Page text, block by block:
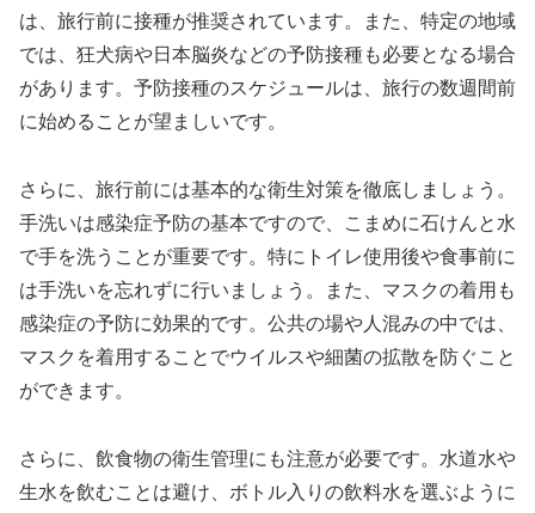
は、旅行前に接種が推奨されています。また、特定の地域
では、狂犬病や日本脳炎などの予防接種も必要となる場合
があります。予防接種のスケジュールは、旅行の数週間前
に始めることが望ましいです。
さらに、旅行前には基本的な衛生対策を徹底しましょう。
手洗いは感染症予防の基本ですので、こまめに石けんと水
で手を洗うことが重要です。特にトイレ使用後や食事前に
は手洗いを忘れずに行いましょう。また、マスクの着用も
感染症の予防に効果的です。公共の場や人混みの中では、
マスクを着用することでウイルスや細菌の拡散を防ぐこと
ができます。
さらに、飲食物の衛生管理にも注意が必要です。水道水や
生水を飲むことは避け、ボトル入りの飲料水を選ぶように